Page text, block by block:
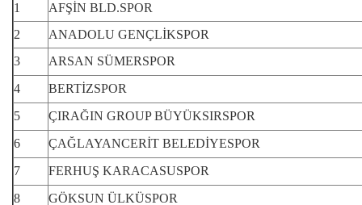
1
AFŞİN BLD.SPOR
2
ANADOLU GENÇLİKSPOR
3
ARSAN SÜMERSPOR
4
BERTİZSPOR
5
ÇIRAĞIN GROUP BÜYÜKSIRSPOR
6
ÇAĞLAYANCERİT BELEDİYESPOR
7
FERHUŞ KARACASUSPOR
8
GÖKSUN ÜLKÜSPOR